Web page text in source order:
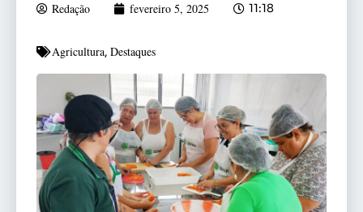
Redação fevereiro 5, 2025 11:18
Agricultura, Destaques